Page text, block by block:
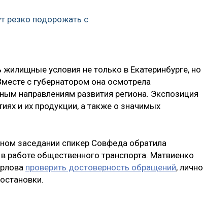
резко подорожать с
условия не только в Екатеринбурге, но
с губернатором она осмотрела
направлениям развития региона. Экспозиция
и их продукции, а также о значимых
заседании спикер Совфеда обратила
общественного транспорта. Матвиенко
проверить достоверность обращений, лично